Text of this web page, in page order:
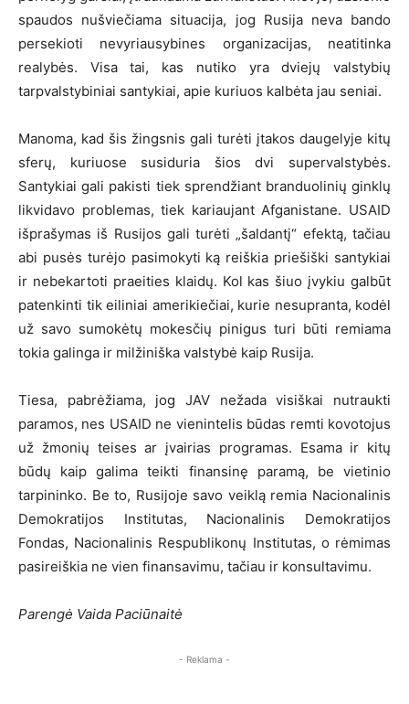
spaudos nušviečiama situacija, jog Rusija neva bando
persekioti nevyriausybines organizacijas, neatitinka
realybės. Visa tai, kas nutiko yra dviejų valstybių
tarpvalstybiniai santykiai, apie kuriuos kalbėta jau seniai.
Manoma, kad šis žingsnis gali turėti įtakos daugelyje kitų
sferų, kuriuose susiduria šios dvi supervalstybės.
Santykiai gali pakisti tiek sprendžiant branduolinių ginklų
likvidavo problemas, tiek kariaujant Afganistane. USAID
išprašymas iš Rusijos gali turėti „šaldantį“ efektą, tačiau
abi pusės turėjo pasimokyti ką reiškia priešiški santykiai
ir nebekartoti praeities klaidų. Kol kas šiuo įvykiu galbūt
patenkinti tik eiliniai amerikiečiai, kurie nesupranta, kodėl
už savo sumokėtų mokesčių pinigus turi būti remiama
tokia galinga ir milžiniška valstybė kaip Rusija.
Tiesa, pabrėžiama, jog JAV nežada visiškai nutraukti
paramos, nes USAID ne vienintelis būdas remti kovotojus
už žmonių teises ar įvairias programas. Esama ir kitų
būdų kaip galima teikti finansinę paramą, be vietinio
tarpininko. Be to, Rusijoje savo veiklą remia Nacionalinis
Demokratijos Institutas, Nacionalinis Demokratijos
Fondas, Nacionalinis Respublikonų Institutas, o rėmimas
pasireiškia ne vien finansavimu, tačiau ir konsultavimu.
Parengė Vaida Paciūnaitė
- Reklama -